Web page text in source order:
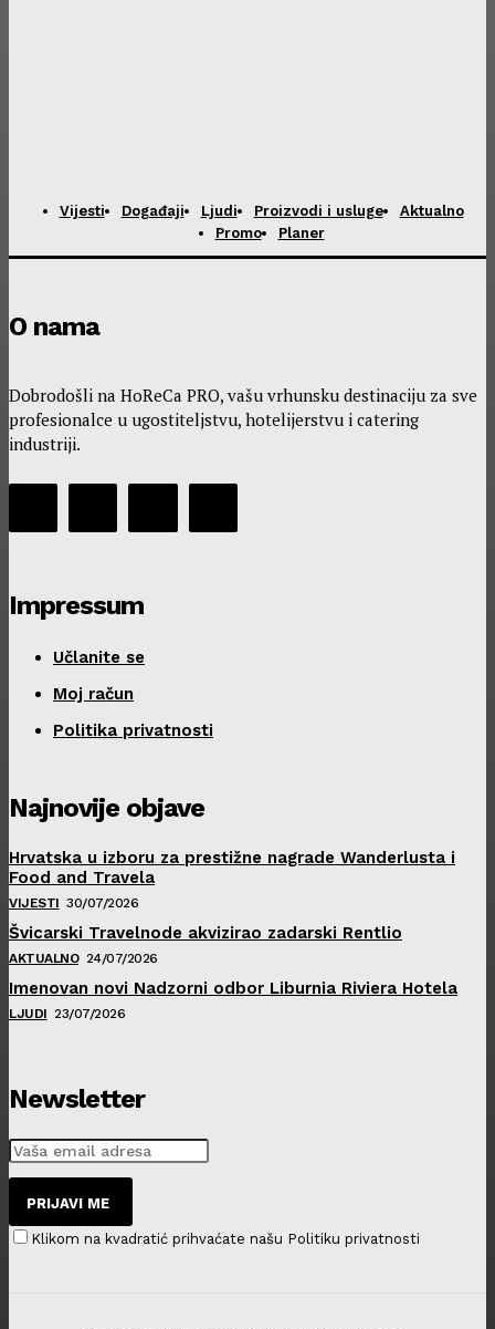
Vijesti Događaji Ljudi Proizvodi i usluge
Aktualno
Promo
Planer
O nama
Dobrodošli na HoReCa PRO, vašu vrhunsku destinaciju za sve
profesionalce u ugostiteljstvu, hotelijerstvu i catering
industriji.
Impressum
Učlanite se
Moj račun
Politika privatnosti
Najnovije objave
Hrvatska u izboru za prestižne nagrade Wanderlusta i
Food and Travela
VIJESTI 30/07/2026
Švicarski Travelnode akvizirao zadarski Rentlio
AKTUALNO 24/07/2026
Imenovan novi Nadzorni odbor Liburnia Riviera Hotela
LJUDI 23/07/2026
Newsletter
PRIJAVI ME
Klikom na kvadratić prihvaćate našu Politiku privatnosti